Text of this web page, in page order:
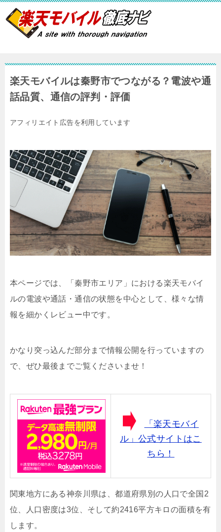
楽天モバイルは秦野市でつながる？電波や通
話品質、通信の評判・評価
アフィリエイト広告を利用しています
本ページでは、「秦野市エリア」における楽天モバイ
ルの電波や通話・通信の状態を中心として、様々な情
報を細かくレビュー中です。
かなり突っ込んだ部分まで情報公開を行っていますの
で、ぜひ最後までご覧くださいませ！
「楽天モバイ
ル」公式サイトはこ
ちら！
関東地方にある神奈川県は、都道府県別の人口で全国2
位、人口密度は3位、そして約2416平方キロの面積を有
します。